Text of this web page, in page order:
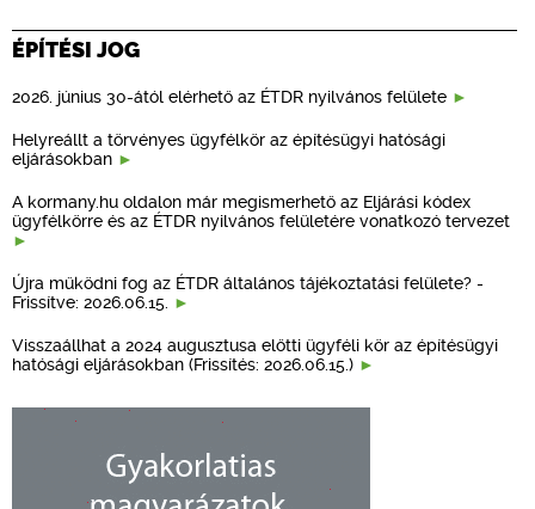
ÉPÍTÉSI JOG
2026. június 30-ától elérhető az ÉTDR nyilvános felülete
Helyreállt a törvényes ügyfélkör az építésügyi hatósági
eljárásokban
A kormany.hu oldalon már megismerhető az Eljárási kódex
ügyfélkörre és az ÉTDR nyilvános felületére vonatkozó tervezet
Újra működni fog az ÉTDR általános tájékoztatási felülete? -
Frissítve: 2026.06.15.
Visszaállhat a 2024 augusztusa előtti ügyféli kör az építésügyi
hatósági eljárásokban (Frissítés: 2026.06.15.)